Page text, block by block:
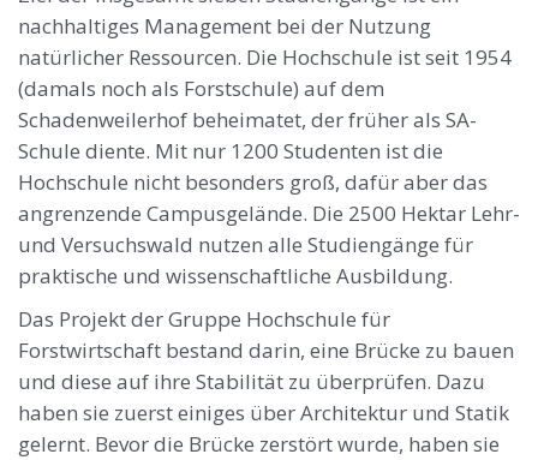
nachhaltiges Management bei der Nutzung
natürlicher Ressourcen. Die Hochschule ist seit 1954
(damals noch als Forstschule) auf dem
Schadenweilerhof beheimatet, der früher als SA-
Schule diente. Mit nur 1200 Studenten ist die
Hochschule nicht besonders groß, dafür aber das
angrenzende Campusgelände. Die 2500 Hektar Lehr-
und Versuchswald nutzen alle Studiengänge für
praktische und wissenschaftliche Ausbildung.
Das Projekt der Gruppe Hochschule für
Forstwirtschaft bestand darin, eine Brücke zu bauen
und diese auf ihre Stabilität zu überprüfen. Dazu
haben sie zuerst einiges über Architektur und Statik
gelernt. Bevor die Brücke zerstört wurde, haben sie